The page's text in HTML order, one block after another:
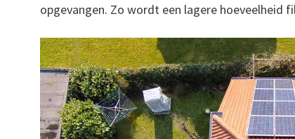
opgevangen. Zo wordt een lagere hoeveelheid